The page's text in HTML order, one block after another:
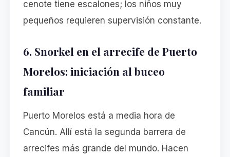
cenote tiene escalones; los niños muy
pequeños requieren supervisión constante.
6. Snorkel en el arrecife de Puerto
Morelos: iniciación al buceo
familiar
Puerto Morelos está a media hora de
Cancún. Allí está la segunda barrera de
arrecifes más grande del mundo. Hacen